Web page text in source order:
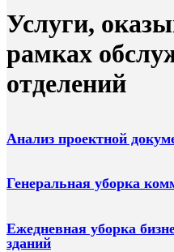
Услуги,
рамках
отделений
Анализ проектной
Генеральная уборка
Ежедневная уборка
зданий